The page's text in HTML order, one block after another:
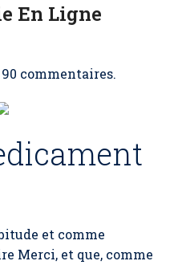
En Ligne
90 commentaires.
et comme
Merci, et que, comme